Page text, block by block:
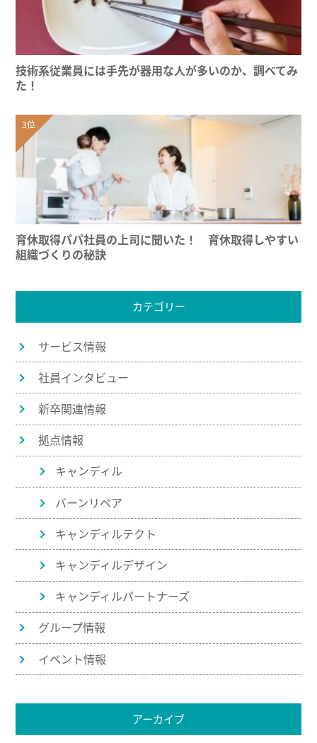
技術系従業員には手先が器用な人が多いのか、調べてみ
た！
育休取得パパ社員の上司に聞いた！ 育休取得しやすい
組織づくりの秘訣
カテゴリー
サービス情報
社員インタビュー
新卒関連情報
拠点情報
キャンディル
バーンリペア
キャンディルテクト
キャンディルデザイン
キャンディルパートナーズ
グループ情報
イベント情報
アーカイブ